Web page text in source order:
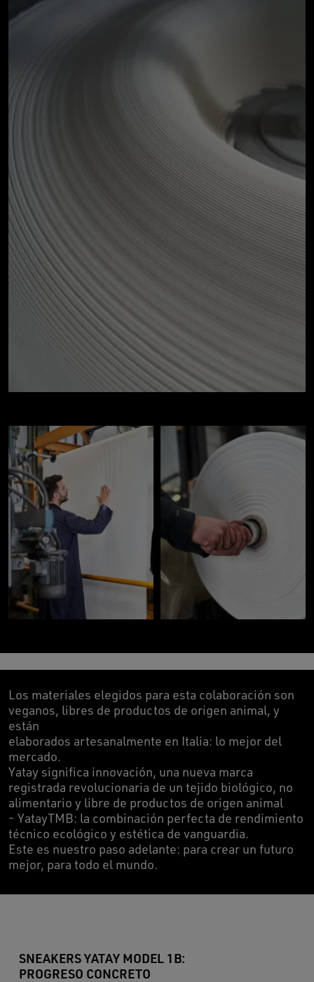
Los materiales elegidos para esta colaboración son
veganos, libres de productos de origen animal, y
están
elaborados artesanalmente en Italia: lo mejor del
mercado.
Yatay significa innovación, una nueva marca
registrada revolucionaria de un tejido biológico, no
alimentario y libre de productos de origen animal
- YatayTMB: la combinación perfecta de rendimiento
técnico ecológico y estética de vanguardia.
Este es nuestro paso adelante: para crear un futuro
mejor, para todo el mundo.
SNEAKERS YATAY MODEL 1B:
PROGRESO CONCRETO